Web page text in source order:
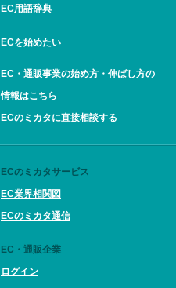
EC用語辞典
ECを始めたい
EC・通販事業の始め方・伸ばし方の
情報はこちら
ECのミカタに直接相談する
ECのミカタサービス
EC業界相関図
ECのミカタ通信
EC・通販企業
ログイン